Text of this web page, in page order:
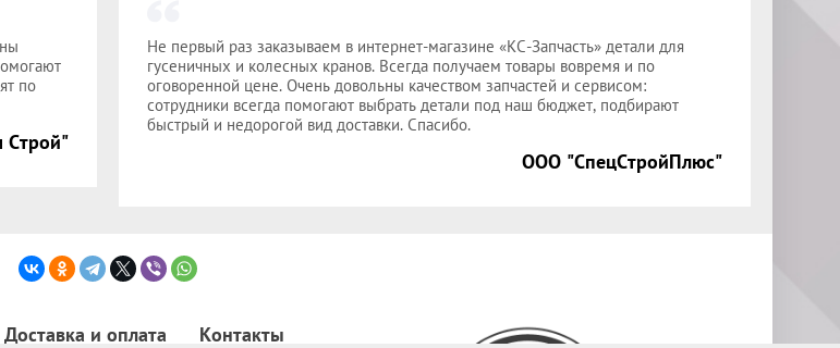
по
Не первый раз заказываем в интернет-магазине «КС-Запчасть» детали для
гусеничных и колесных кранов. Всегда получаем товары вовремя и по
оговоренной цене. Очень довольны качеством запчастей и сервисом:
сотрудники всегда помогают выбрать детали под наш бюджет, подбирают
быстрый и недорогой вид доставки. Спасибо.
ООО "СпецСтройПлюс"
Доставка и оплата Контакты